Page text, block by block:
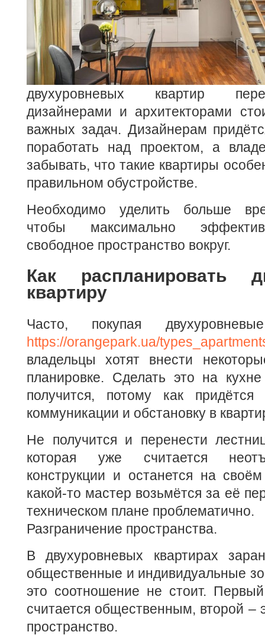
двухуровневых квартир
дизайнерами и архитекторами
важных задач. Дизайнерам
поработать над проектом, а
забывать, что такие квартиры
правильном обустройстве.
Необходимо уделить больше
чтобы максимально
свободное пространство вокруг.
Как распланировать
квартиру
Часто, покупая
https://orangepark.ua/
владельцы хотят внести
планировке. Сделать это на
получится, потому как придётся
коммуникации и обстановку в
Не получится и перенести
которая уже считается
конструкции и останется на
какой-то мастер возьмётся за её
техническом плане проблематично.
Разграничение пространства.
В двухуровневых квартирах
общественные и индивидуальные
это соотношение не стоит.
считается общественным, второй –
пространство.